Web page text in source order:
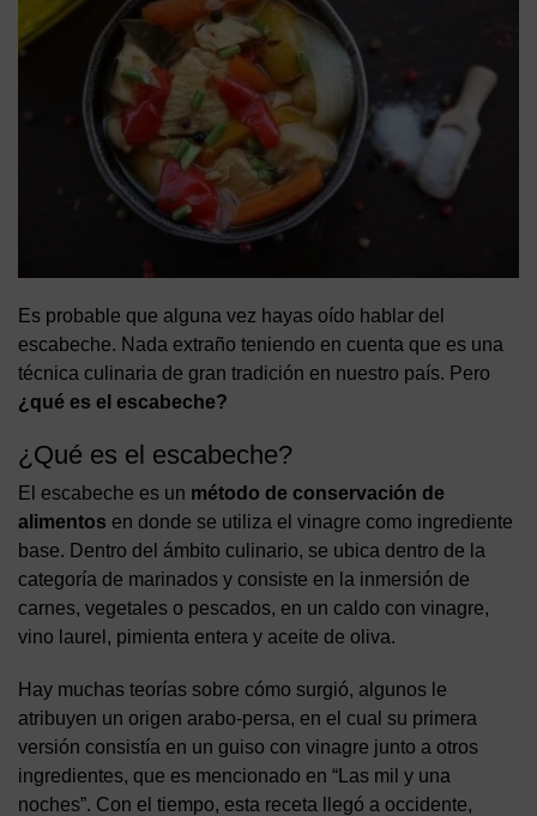
Es probable que alguna vez hayas oído hablar del
escabeche. Nada extraño teniendo en cuenta que es una
técnica culinaria de gran tradición en nuestro país. Pero
¿qué es el escabeche?
¿Qué es el escabeche?
El escabeche es un método de conservación de
alimentos en donde se utiliza el vinagre como ingrediente
base. Dentro del ámbito culinario, se ubica dentro de la
categoría de marinados y consiste en la inmersión de
carnes, vegetales o pescados, en un caldo con vinagre,
vino laurel, pimienta entera y aceite de oliva.
Hay muchas teorías sobre cómo surgió, algunos le
atribuyen un origen arabo-persa, en el cual su primera
versión consistía en un guiso con vinagre junto a otros
ingredientes, que es mencionado en “Las mil y una
noches”. Con el tiempo, esta receta llegó a occidente,